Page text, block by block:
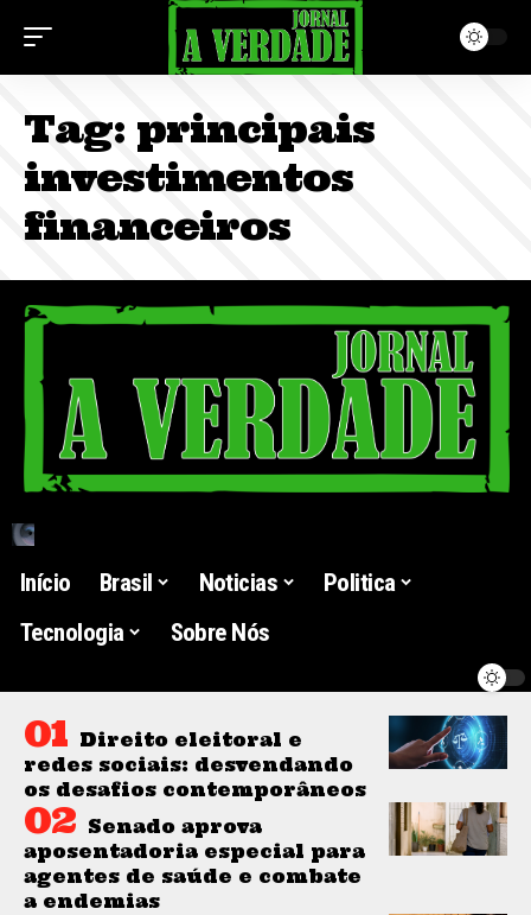
Tag: principais
investimentos
financeiros
Início Brasil Noticias
Politica
Tecnologia
Sobre Nós
Direito eleitoral e
redes sociais: desvendando
os desafios contemporâneos
Senado aprova
aposentadoria especial para
agentes de saúde e combate
a endemias